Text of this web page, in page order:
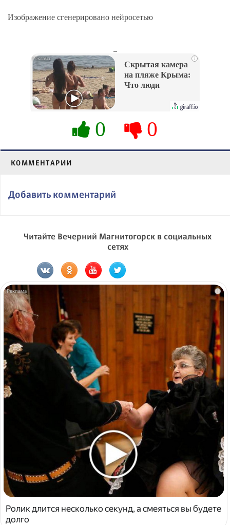
Изображение сгенерировано нейросетью
i
Скрытая камера
на пляже Крыма:
Что люди
их не видят...
0 0
КОММЕНТАРИИ
Добавить комментарий
Читайте Вечерний Магнитогорск в социальных
сетях
i
Ролик длится несколько секунд, а смеяться вы будете
долго